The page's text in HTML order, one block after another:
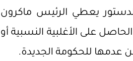
يعطي الرئيس ماكرون
على الأغلبية النسبية أو
عدمها للحكومة الجديدة.